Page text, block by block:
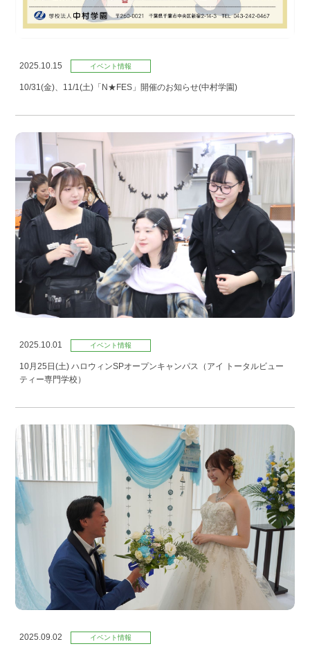
2025.10.15 イベント情報
10/31(金)、11/1(土)「N★FES」開催のお知らせ(中村学園)
2025.10.01 イベント情報
10月25日(土) ハロウィンSPオープンキャンパス（アイ トータルビュー
ティー専門学校）
2025.09.02 イベント情報